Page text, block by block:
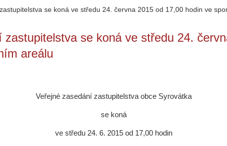
se koná ve středu 24. června 2015 od 17,00 hodin ve
zastupitelstva se koná ve středu 24.
areálu
Veřejné zasedání zastupitelstva obce Syrovátka
se koná
ve středu 24. 6. 2015 od 17,00 hodin